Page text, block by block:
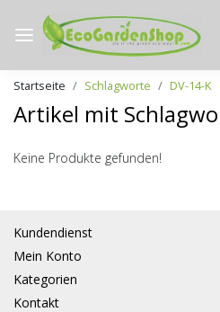
Startseite Schlagworte DV-14-K
Artikel mit
Keine Produkte gefunden!
Kundendienst
Mein Konto
Kategorien
Kontakt